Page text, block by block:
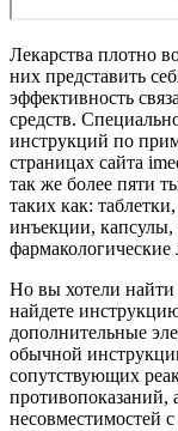
Лекарства плотно
них представить
эффективность
средств.
инструкций по
страницах сайта
так же более пяти
таких как:
инъекции,
фармакологические
Но вы хотели
найдете
дополнительные
обычной
сопутствующих
противопоказаний,
несовместимостей